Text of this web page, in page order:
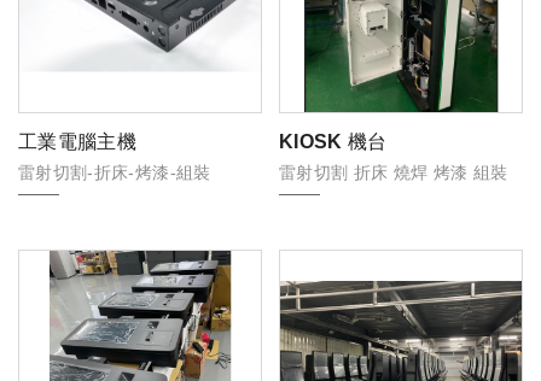
工業電腦主機
雷射切割-折床-烤漆-組裝
KIOSK 機台
雷射切割 折床 燒焊 烤漆 組裝